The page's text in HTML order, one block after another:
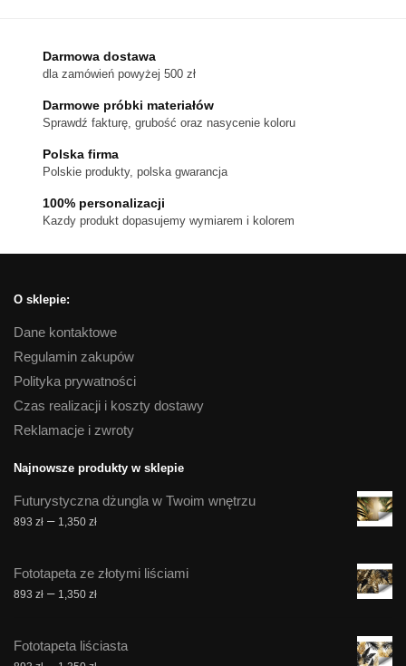
można
wybrać
na
produktu
Darmowa dostawa
dla zamówień powyżej 500 zł
Darmowe próbki materiałów
Sprawdź fakturę, grubość oraz nasycenie koloru
Polska firma
Polskie produkty, polska gwarancja
100% personalizacji
Kazdy produkt dopasujemy wymiarem i kolorem
O sklepie:
Dane kontaktowe
Regulamin zakupów
Polityka prywatności
Czas realizacji i koszty dostawy
Reklamacje i zwroty
Najnowsze produkty w sklepie
Futurystyczna dżungla w Twoim wnętrzu
893 zł – 1,350 złZakres
893 zł
do
Fototapeta ze złotymi liściami
893 zł – 1,350 złZakres
893 zł
Fototapeta liściasta